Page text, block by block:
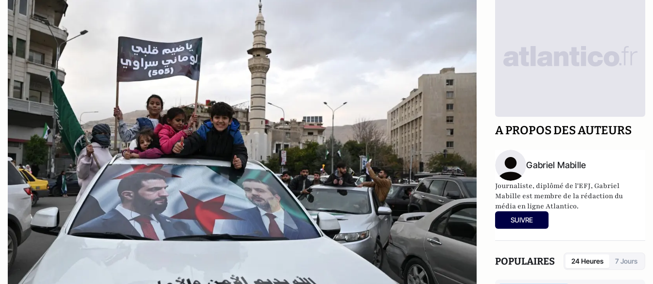
A PROPOS DES AUTEURS
Gabriel Mabille
Journaliste, diplômé de l'EFJ, Gabriel
Mabille est membre de la rédaction du
média en ligne Atlantico.
SUIVRE
POPULAIRES 24 Heures 7 Jours